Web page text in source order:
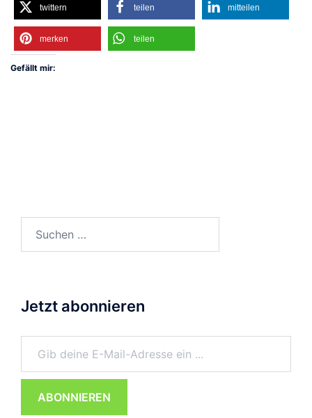
twittern teilen mitteilen
merken teilen
Gefällt mir:
Jetzt abonnieren
Gib deine E-Mail-Adresse ein ...
ABONNIEREN